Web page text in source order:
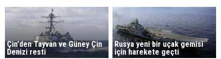
Çin'den Tayvan ve Güney Çin
Denizi resti
Rusya yeni bir uçak gemisi
için harekete geçti